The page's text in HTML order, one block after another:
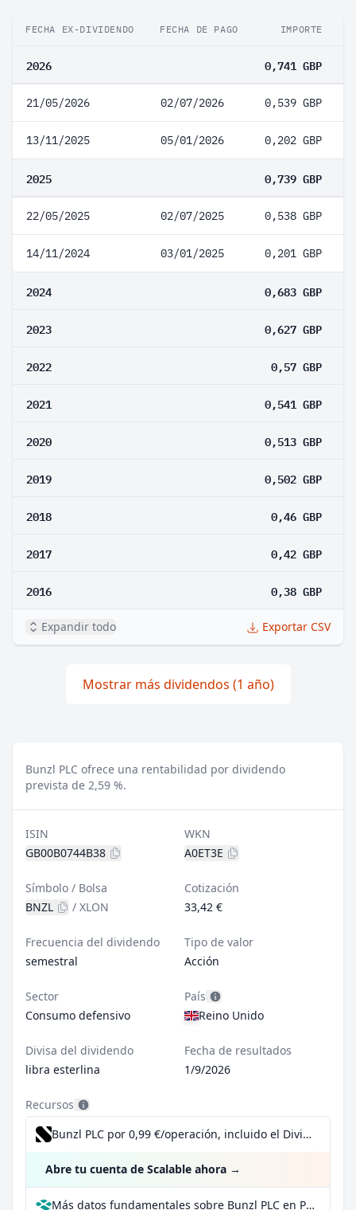
FECHA EX-DIVIDENDO FECHA DE PAGO IMPORTE
2026 0,741 GBP
21/05/2026 02/07/2026 0,539 GBP
13/11/2025 05/01/2026 0,202 GBP
2025 0,739 GBP
22/05/2025 02/07/2025 0,538 GBP
14/11/2024 03/01/2025 0,201 GBP
2024 0,683 GBP
2023 0,627 GBP
2022 0,57 GBP
2021 0,541 GBP
2020 0,513 GBP
2019 0,502 GBP
2018 0,46 GBP
2017 0,42 GBP
2016 0,38 GBP
Expandir todo Exportar CSV
Mostrar más dividendos (1 año)
Bunzl PLC ofrece una rentabilidad por dividendo
prevista de 2,59 %.
ISIN
GB00B0744B38
WKN
A0ET3E
Símbolo / Bolsa
BNZL
/ XLON
Cotización
33,42 €
Frecuencia del dividendo
semestral
Tipo de valor
Acción
Sector
Consumo defensivo
País
Reino Unido
Divisa del dividendo
libra esterlina
Fecha de resultados
1/9/2026
Recursos
Bunzl PLC por 0,99 €/operación, incluido el Dividend Reinvestment Plan
Abre tu cuenta de Scalable ahora →
Más datos fundamentales sobre Bunzl PLC en Parqet